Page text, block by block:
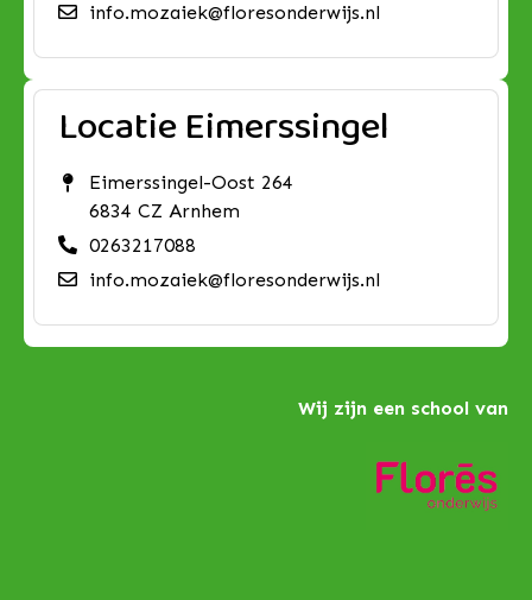
info.mozaiek@floresonderwijs.nl
Locatie Eimerssingel
Eimerssingel-Oost 264
6834 CZ Arnhem
0263217088
info.mozaiek@floresonderwijs.nl
Wij zijn een school van